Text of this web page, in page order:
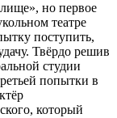
но первое
театре
поступить,
Твёрдо решив
студии
попытки в
который